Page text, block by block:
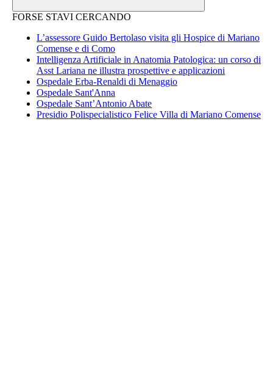
FORSE STAVI CERCANDO
L’assessore Guido Bertolaso visita gli Hospice di Mariano
Comense e di Como
Intelligenza Artificiale in Anatomia Patologica: un corso di
Asst Lariana ne illustra prospettive e applicazioni
Ospedale Erba-Renaldi di Menaggio
Ospedale Sant'Anna
Ospedale Sant’Antonio Abate
Presidio Polispecialistico Felice Villa di Mariano Comense